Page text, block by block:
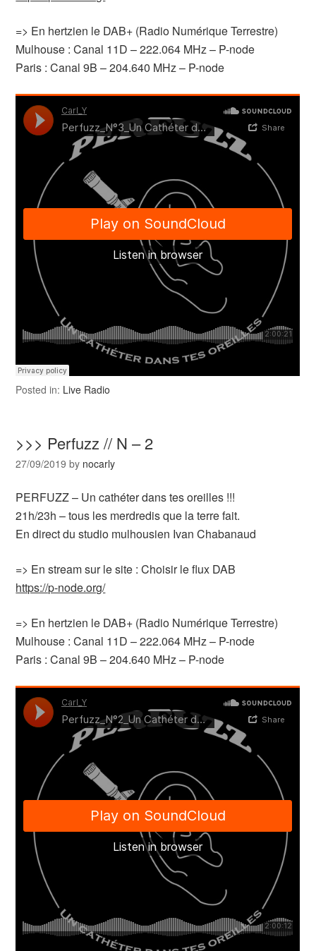
=> En hertzien le DAB+ (Radio Numérique Terrestre)
Mulhouse : Canal 11D – 222.064 MHz – P-node
Paris : Canal 9B – 204.640 MHz – P-node
Posted in: Live Radio
>>> Perfuzz // N – 2
27/09/2019 by nocarly
PERFUZZ – Un cathéter dans tes oreilles !!!
21h/23h – tous les merdredis que la terre fait.
En direct du studio mulhousien Ivan Chabanaud
=> En stream sur le site : Choisir le flux DAB
https://p-node.org/
=> En hertzien le DAB+ (Radio Numérique Terrestre)
Mulhouse : Canal 11D – 222.064 MHz – P-node
Paris : Canal 9B – 204.640 MHz – P-node